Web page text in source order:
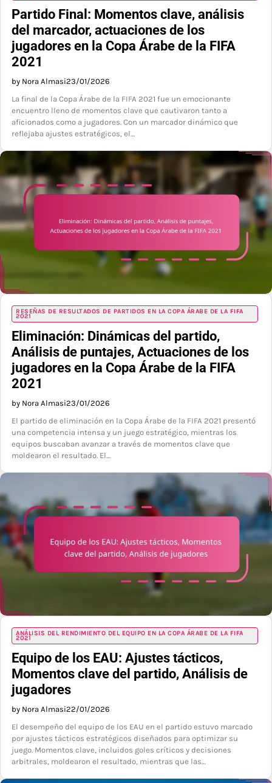
Partido Final: Momentos clave, análisis
del marcador, actuaciones de los
jugadores en la Copa Árabe de la FIFA
2021
by Nora Almasi23/01/2026
La final de la Copa Árabe de la FIFA 2021 fue un emocionante
encuentro lleno de momentos clave que cautivaron tanto a
aficionados como a jugadores. Con un marcador dinámico que
reflejaba ajustes estratégicos, el…
RESEÑAS DE RESULTADOS DE PARTIDOS EN LA COPA ÁRABE DE LA FIFA
2021
Eliminación: Dinámicas del partido,
Análisis de puntajes, Actuaciones de los
jugadores en la Copa Árabe de la FIFA
2021
by Nora Almasi23/01/2026
El partido de eliminación en la Copa Árabe de la FIFA 2021 presentó
una competencia intensa y un juego estratégico, mientras los
equipos buscaban avanzar a través de momentos clave que
moldearon el resultado. El…
ANÁLISIS DEL RENDIMIENTO DEL EQUIPO EN LA COPA ÁRABE DE LA FIFA
2021
Equipo de los EAU: Ajustes tácticos,
Momentos clave del partido, Análisis de
jugadores
by Nora Almasi22/01/2026
El desempeño del equipo de los EAU en el partido estuvo marcado
por ajustes tácticos estratégicos diseñados para optimizar su
juego. Momentos clave, incluidos goles críticos y decisiones
arbitrales, moldearon el resultado, mientras que las…